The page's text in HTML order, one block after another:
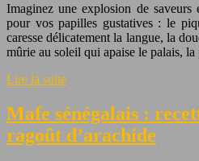
Imaginez une explosion de saveurs
pour vos papilles gustatives : le
caresse délicatement la langue, la
mûrie au soleil qui apaise le palais,
Lire la suite
Mafe sénégalais :
ragoût d’arachide